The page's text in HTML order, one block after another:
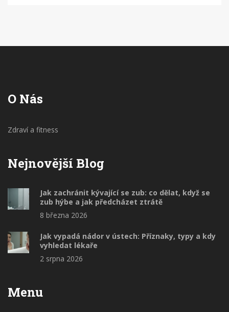
O Nás
Zdraví a fitness
Nejnovější Blog
Jak zachránit kývající se zub: co dělat, když se
zub hýbe a jak předcházet ztrátě
8 března 2026
Jak vypadá nádor v ústech: Příznaky, typy a kdy
vyhledat lékaře
2 srpna 2026
Menu